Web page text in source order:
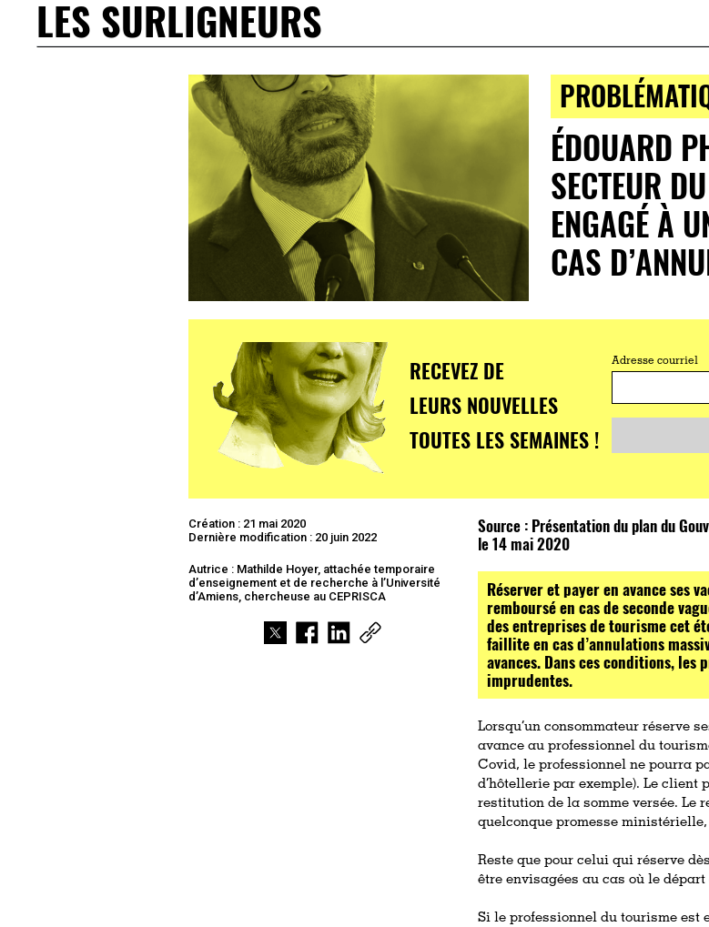
LES SURLIGNEURS
ÉDOUARD
SECTEUR
ENGAGÉ À
CAS
RECEVEZ DE
LEURS NOUVELLES
TOUTES LES SEMAINES !
Adresse courriel
Création : 21 mai 2020
Dernière modification : 20 juin 2022
Autrice : Mathilde Hoyer, attachée temporaire
d’enseignement et de recherche à l’Université
d’Amiens, chercheuse au CEPRISCA
Source : Présentation du plan du
le 14 mai 2020
Réserver et payer en avance ses
remboursé en cas de seconde
des entreprises de tourisme cet
faillite en cas d’annulations
avances. Dans ces conditions, les
imprudentes.
Lorsqu’un consommateur réserve
avance au professionnel du
Covid, le professionnel ne pourra
d’hôtellerie par exemple). Le
restitution de la somme versée. Le
quelconque promesse
Reste que pour celui qui réserve
être envisagées au cas où le
Si le professionnel du tourisme est